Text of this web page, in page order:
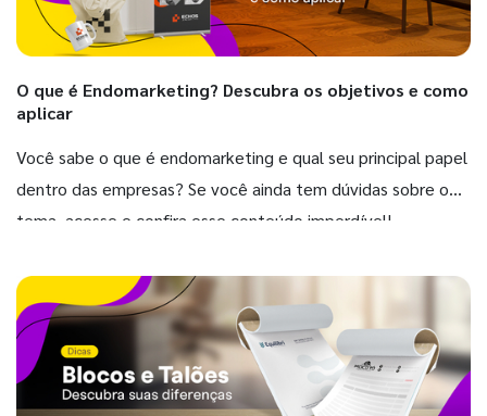
O que é Endomarketing? Descubra os objetivos e como
aplicar
Você sabe o que é endomarketing e qual seu principal papel
dentro das empresas? Se você ainda tem dúvidas sobre o
tema, acesse e confira esse conteúdo imperdível!